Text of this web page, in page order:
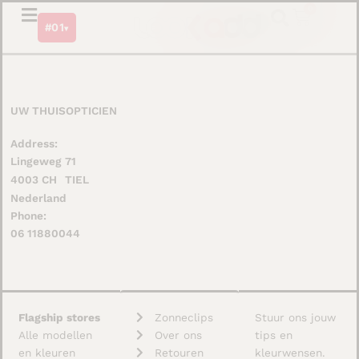
#01▾
UW THUISOPTICIEN
Address:
Lingeweg 71
4003 CH
TIEL
Nederland
Phone:
06 11880044
Flagship stores
Alle modellen
en kleuren
Zonneclips
Over ons
Retouren
Stuur ons jouw
tips en
kleurwensen.